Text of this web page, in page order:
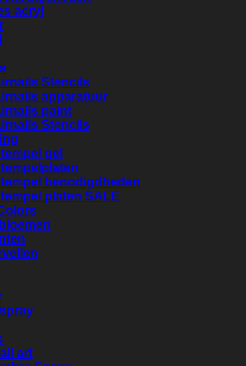
acryl
Stencils
apparatuur
paint
Stencils
gel
benodigdheden
platen SALE
art